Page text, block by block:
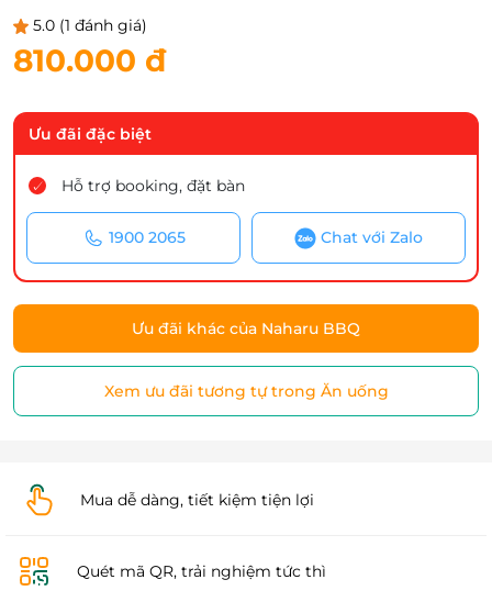
5.0 (1 đánh giá)
810.000 đ
Ưu đãi đặc biệt
Hỗ trợ booking, đặt bàn
1900 2065 Chat với Zalo
Ưu đãi khác của Naharu BBQ
Xem ưu đãi tương tự trong Ăn uống
Mua dễ dàng, tiết kiệm tiện lợi
Quét mã QR, trải nghiệm tức thì